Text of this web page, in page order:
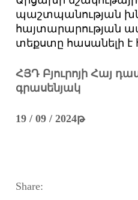
պաշտպանության
հայտարարության
տեքստը հասանելի է
ՀՅԴ Բյուրոյի Հայ
գրասենյակ
19/ 09 / 2024թ
Share: